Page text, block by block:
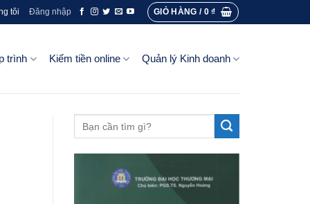
tôi Đăng nhập GIỎ HÀNG / 0₫
trình Kiếm tiền online Quản lý Kinh doanh